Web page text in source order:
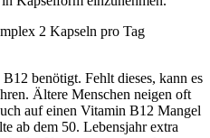
2 Kapseln pro Tag
benötigt. Fehlt dieses, kann es
Ältere Menschen neigen oft
auf einen Vitamin B12 Mangel
ab dem 50. Lebensjahr extra